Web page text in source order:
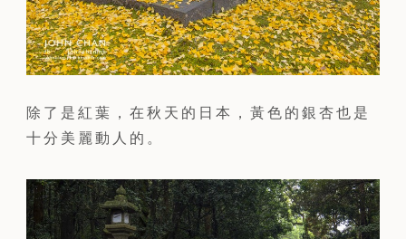
除了是紅葉，在秋天的日本，黃色的銀杏也是
十分美麗動人的。